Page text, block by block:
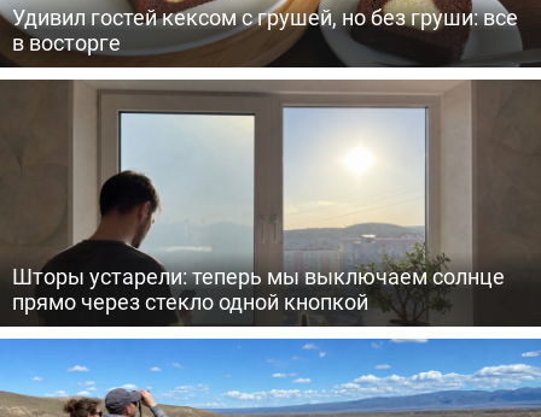
Удивил гостей кексом с грушей, но без груши: все
в восторге
Шторы устарели: теперь мы выключаем солнце
прямо через стекло одной кнопкой